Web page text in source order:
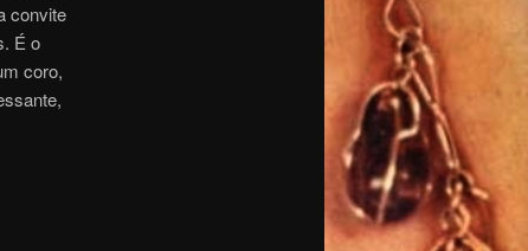
convite
É o
coro,